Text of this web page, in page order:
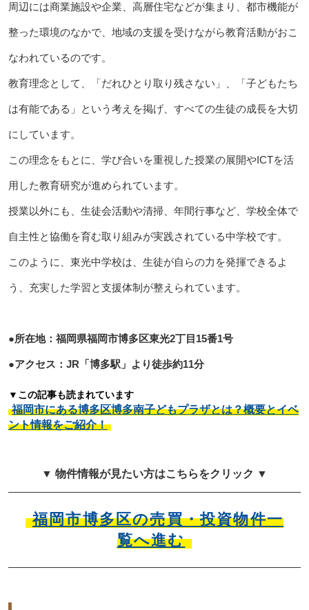
周辺には商業施設や企業、高層住宅などが集まり、都市機能が
整った環境のなかで、地域の支援を受けながら教育活動がおこ
なわれているのです。
教育理念として、「だれひとり取り残さない」、「子どもたち
は有能である」という考えを掲げ、すべての生徒の成長を大切
にしています。
この理念をもとに、学び合いを重視した授業の展開やICTを活
用した教育研究が進められています。
授業以外にも、生徒会活動や清掃、年間行事など、学校全体で
自主性と協働を育む取り組みが実践されている中学校です。
このように、東光中学校は、生徒が自らの力を発揮できるよ
う、充実した学習と支援体制が整えられています。
●所在地：福岡県福岡市博多区東光2丁目15番1号
●アクセス：JR「博多駅」より徒歩約11分
▼この記事も読まれています
福岡市にある博多区博多南子どもプラザとは？概要とイベ
ント情報をご紹介！
▼ 物件情報が見たい方はこちらをクリック ▼
福岡市博多区の売買・投資物件一
覧へ進む